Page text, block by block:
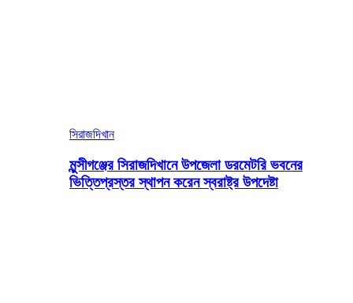
সিরাজদিখান
মুন্সীগঞ্জের সিরাজদিখানে উপজেলা ডরমেটরি ভবনের
ভিত্তিপ্রস্তর স্থাপন করেন স্বরাষ্ট্র উপদেষ্টা